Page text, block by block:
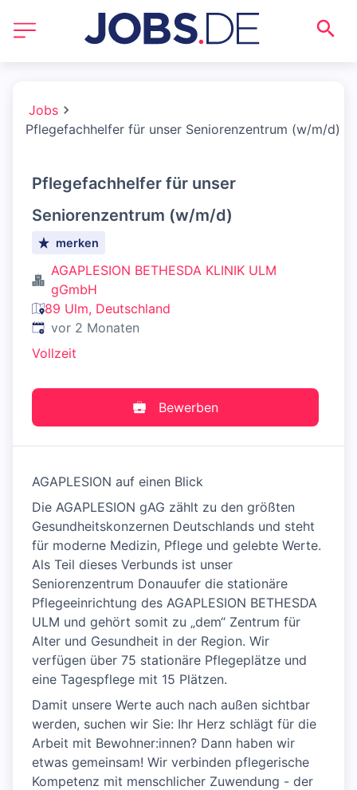
Jobs
Pflegefachhelfer für unser Seniorenzentrum (w/m/d)
Pflegefachhelfer für unser
Seniorenzentrum (w/m/d)
merken
AGAPLESION BETHESDA KLINIK ULM
gGmbH
89 Ulm, Deutschland
Veröffentlicht:
vor 2 Monaten
Vollzeit
Bewerben
AGAPLESION auf einen Blick
Die AGAPLESION gAG zählt zu den größten
Gesundheitskonzernen Deutschlands und steht
für moderne Medizin, Pflege und gelebte Werte.​
Als Teil dieses Verbunds ist unser
Seniorenzentrum Donauufer die stationäre
Pflegeeinrichtung des AGAPLESION BETHESDA
ULM und gehört somit zu „dem“ Zentrum für
Alter und Gesundheit in der Region. Wir
verfügen über 75 stationäre Pflegeplätze und
eine Tagespflege mit 15 Plätzen.
Damit unsere Werte auch nach außen sichtbar
werden, suchen wir Sie: Ihr Herz schlägt für die
Arbeit mit Bewohner:innen? Dann haben wir
etwas gemeinsam! Wir verbinden pflegerische
Kompetenz mit menschlicher Zuwendung - der